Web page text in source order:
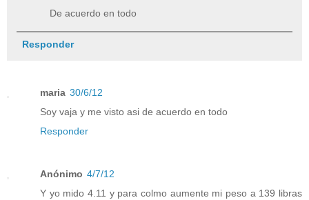
De acuerdo en todo
Responder
maria 30/6/12
Soy vaja y me visto asi de acuerdo en todo
Responder
Anónimo 4/7/12
Y yo mido 4.11 y para colmo aumente mi peso a 139 libras